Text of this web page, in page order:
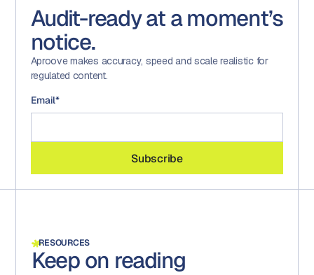
Audit-ready at a moment’s
notice.
Aproove makes accuracy, speed and scale realistic for
regulated content.
Email*
RESOURCES
Keep on reading